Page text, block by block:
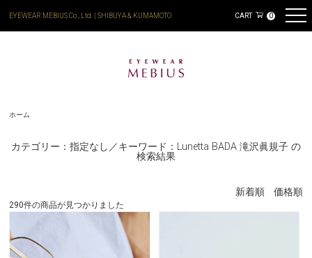
EYEWEAR MEBIUS Co., Ltd. | SHIBUYA & KUMAMOTO CART 0
ホーム
カテゴリー：指定なし／キーワード：Lunetta BADA 滝沢眞規子 の
検索結果
新着順 価格順
290件の商品が見つかりました